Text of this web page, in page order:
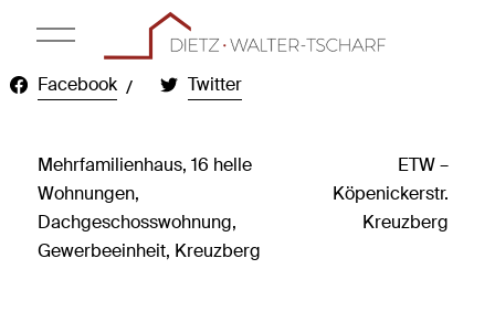
Facebook Twitter
Mehrfamilienhaus, 16 helle
Wohnungen,
Dachgeschosswohnung,
Gewerbeeinheit, Kreuzberg
ETW –
Köpenickerstr.
Kreuzberg